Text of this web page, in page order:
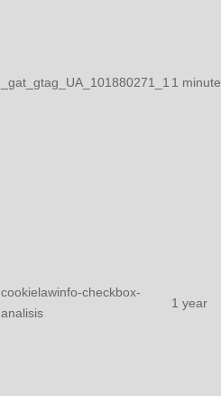
_gat_gtag_UA_101880271_1 1 minute
cookielawinfo-checkbox-
analisis
1 year